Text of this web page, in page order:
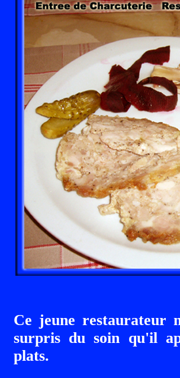
Ce jeune restaurateur
surpris du soin qu'il
plats.